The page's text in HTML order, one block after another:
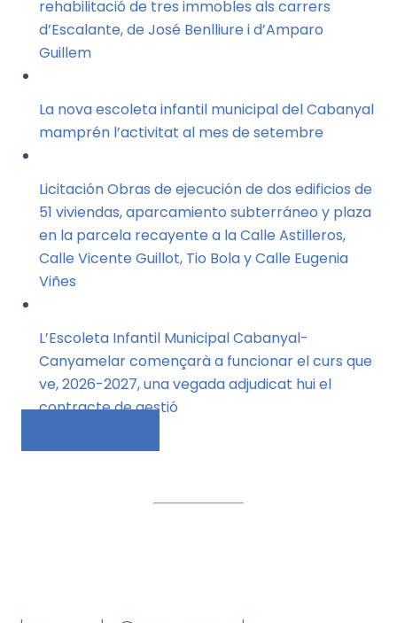
rehabilitació de tres immobles als carrers
d’Escalante, de José Benlliure i d’Amparo
Guillem
La nova escoleta infantil municipal del Cabanyal
mamprén l’activitat al mes de setembre
Licitación Obras de ejecución de dos edificios de
51 viviendas, aparcamiento subterráneo y plaza
en la parcela recayente a la Calle Astilleros,
Calle Vicente Guillot, Tio Bola y Calle Eugenia
Viñes
L’Escoleta Infantil Municipal Cabanyal-
Canyamelar començarà a funcionar el curs que
ve, 2026-2027, una vegada adjudicat hui el
contracte de gestió